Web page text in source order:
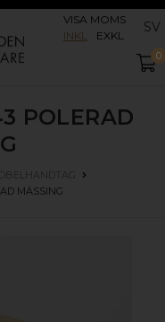
VISA MOMS
INKL
EXKL SV
0
POLERAD
MÄSSING